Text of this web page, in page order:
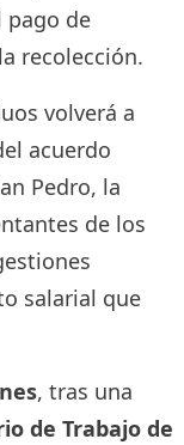
pago de
recolección.
volverá a
acuerdo
Pedro, la
de los
salarial que
, tras una
de Trabajo de